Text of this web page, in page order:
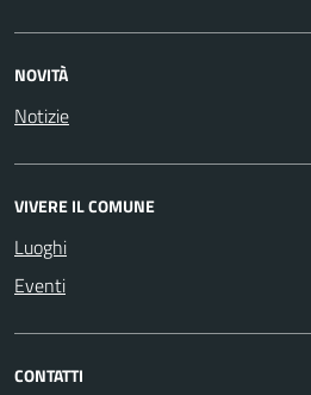
NOVITÀ
Notizie
VIVERE IL COMUNE
Luoghi
Eventi
CONTATTI